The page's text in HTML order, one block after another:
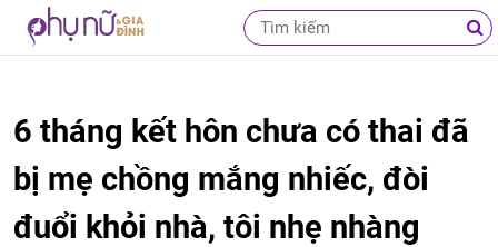
6 tháng kết hôn chưa có thai đã
bị mẹ chồng mắng nhiếc, đòi
đuổi khỏi nhà, tôi nhẹ nhàng